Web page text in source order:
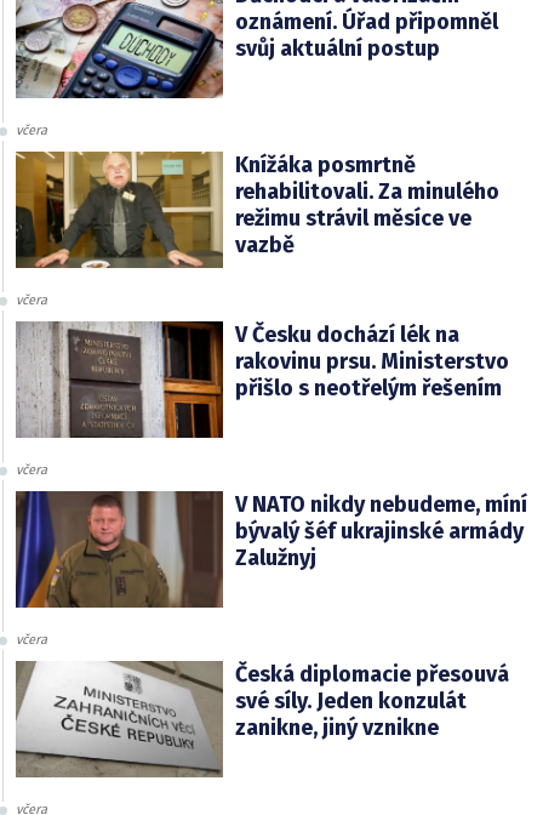
oznámení. Úřad připomněl
svůj aktuální postup
včera
Knížáka posmrtně
rehabilitovali. Za minulého
režimu strávil měsíce ve
vazbě
včera
V Česku dochází lék na
rakovinu prsu. Ministerstvo
přišlo s neotřelým řešením
včera
V NATO nikdy nebudeme, míní
bývalý šéf ukrajinské armády
Zalužnyj
včera
Česká diplomacie přesouvá
své síly. Jeden konzulát
zanikne, jiný vznikne
včera